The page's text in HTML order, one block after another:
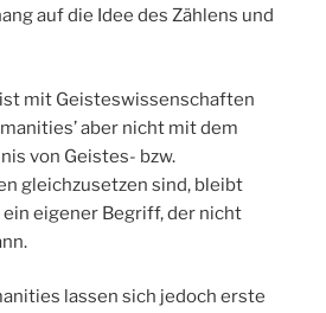
auf die Idee des Zählens und
mit Geisteswissenschaften
aber nicht mit dem
von Geistes- bzw.
gleichzusetzen sind, bleibt
eigener Begriff, der nicht
lassen sich jedoch erste